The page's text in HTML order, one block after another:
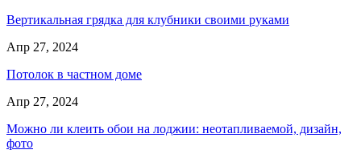
Вертикальная грядка для клубники своими руками
Апр 27, 2024
Потолок в частном доме
Апр 27, 2024
Можно ли клеить обои на лоджии: неотапливаемой, дизайн,
фото